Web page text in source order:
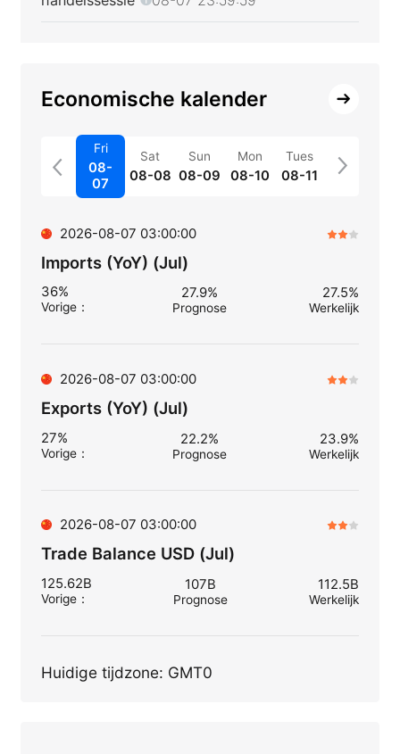
Economische kalender
Fri
08-
07
Sat
08-08
Sun
08-09
Mon
08-10
Tues
08-11
2026-08-07 03:00:00
Imports (YoY) (Jul)
36%
Vorige：
27.9%
Prognose
27.5%
Werkelijk
2026-08-07 03:00:00
Exports (YoY) (Jul)
27%
Vorige：
22.2%
Prognose
23.9%
Werkelijk
2026-08-07 03:00:00
Trade Balance USD (Jul)
125.62B
Vorige：
107B
Prognose
112.5B
Werkelijk
Huidige tijdzone: GMT0